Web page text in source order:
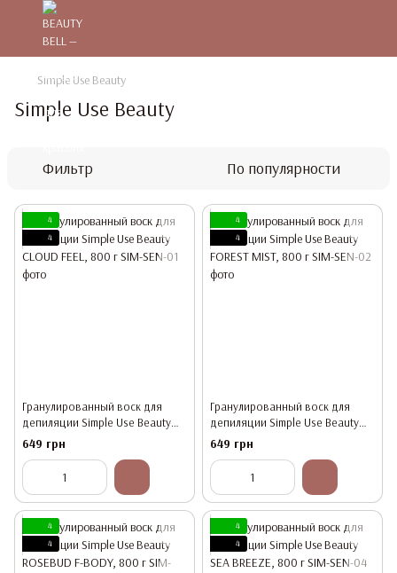
Simple Use Beauty
Simple Use Beauty
Фильтр По популярности
4
4
Гранулированный воск для
депиляции Simple Use Beauty
CLOUD FEEL, 800 г
649 грн
4
4
Гранулированный воск для
депиляции Simple Use Beauty
FOREST MIST, 800 г
649 грн
4
4
4
4